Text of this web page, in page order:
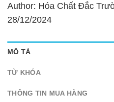
Author: Hóa Chất Đắc
28/12/2024
MÔ TẢ
TỪ KHÓA
THÔNG TIN MUA HÀNG